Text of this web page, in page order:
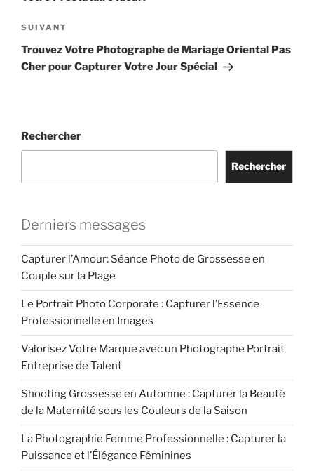
Article
suivant
SUIVANT
Trouvez Votre Photographe de Mariage Oriental Pas
Cher pour Capturer Votre Jour Spécial
Rechercher
Rechercher
Derniers messages
Capturer l’Amour: Séance Photo de Grossesse en
Couple sur la Plage
Le Portrait Photo Corporate : Capturer l’Essence
Professionnelle en Images
Valorisez Votre Marque avec un Photographe Portrait
Entreprise de Talent
Shooting Grossesse en Automne : Capturer la Beauté
de la Maternité sous les Couleurs de la Saison
La Photographie Femme Professionnelle : Capturer la
Puissance et l’Élégance Féminines